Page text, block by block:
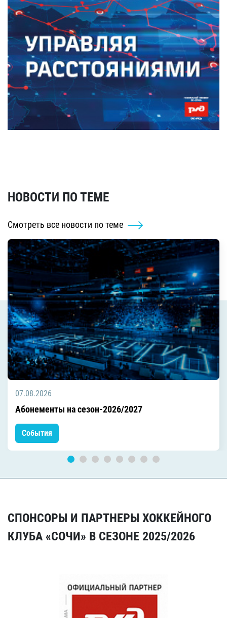
НОВОСТИ ПО ТЕМЕ
Смотреть все новости по теме
07.08.2026
Абонементы на сезон-2026/2027
События
СПОНСОРЫ И ПАРТНЕРЫ ХОККЕЙНОГО
КЛУБА «СОЧИ» В СЕЗОНЕ 2025/2026